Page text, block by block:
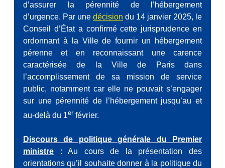
d’assurer la pérennité de l’hébergement
d’urgence. Par une décision du 14 janvier 2025, le
Conseil d’État a confirmé cette jurisprudence en
ordonnant à la Ville de fournir un hébergement
pérenne et en reconnaissant une carence
caractérisée de la Ville de Paris dans
l’accomplissement de sa mission de service
public, notamment car elle ne pouvait s’engager
sur une pérennité de l’hébergement jusqu’au et
au-delà du 1er février.
Discours de politique générale du Premier
ministre : Au cours de la présentation des
orientations qu’il souhaite donner à la politique du